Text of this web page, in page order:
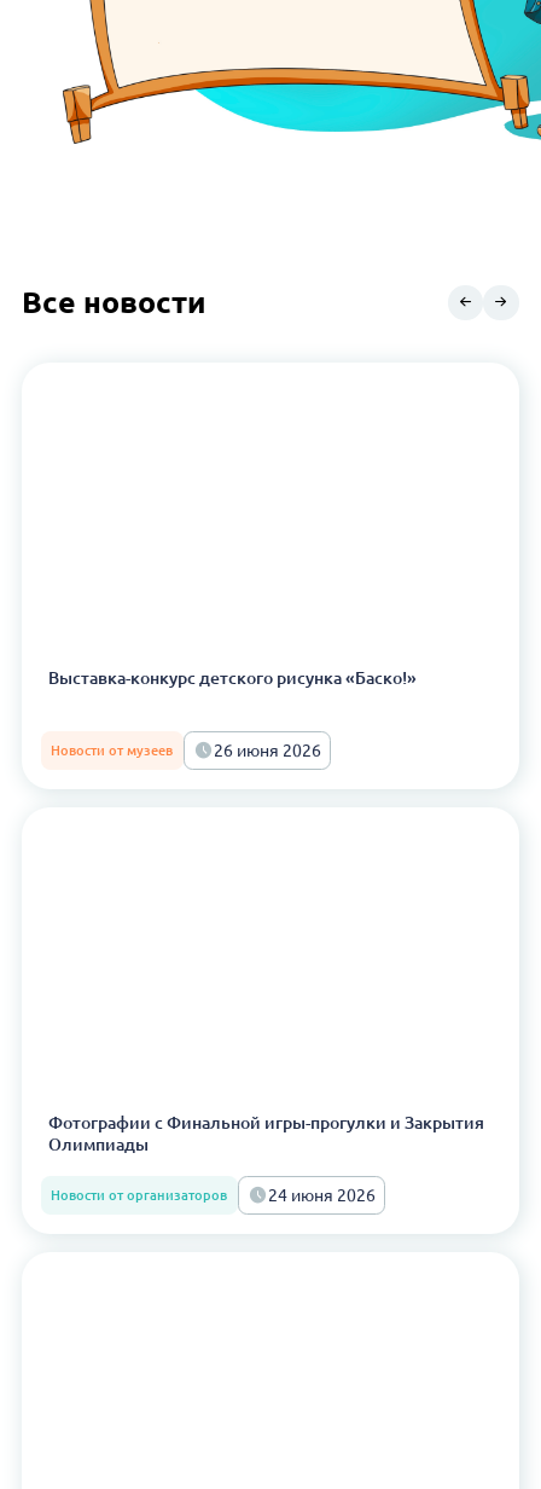
Все новости
Выставка-конкурс детского рисунка «Баско!»
Новости от музеев 26 июня 2026
Фотографии с Финальной игры-прогулки и Закрытия
Олимпиады
Новости от организаторов 24 июня 2026